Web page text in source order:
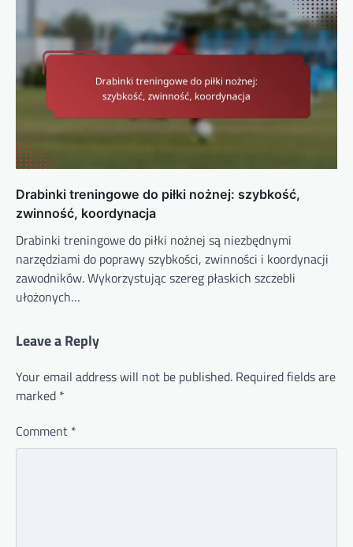
Drabinki treningowe do piłki nożnej: szybkość,
zwinność, koordynacja
Drabinki treningowe do piłki nożnej są niezbędnymi
narzędziami do poprawy szybkości, zwinności i koordynacji
zawodników. Wykorzystując szereg płaskich szczebli
ułożonych…
Leave a Reply
Your email address will not be published. Required fields are
marked *
Comment *